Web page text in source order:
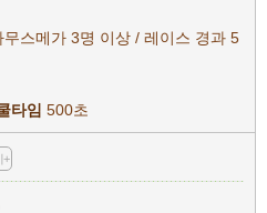
무스메가 3명 이상 / 레이스 경과 5
타임 500초
+